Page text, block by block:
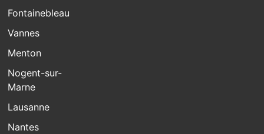
Fontainebleau
Vannes
Menton
Nogent-sur-
Marne
Lausanne
Nantes